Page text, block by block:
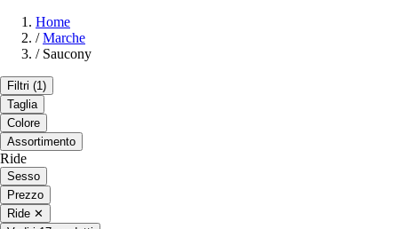
Home
/ Marche
/ Saucony
Filtri (1)
Taglia
Colore
Assortimento
Ride
Sesso
Prezzo
Ride ✕